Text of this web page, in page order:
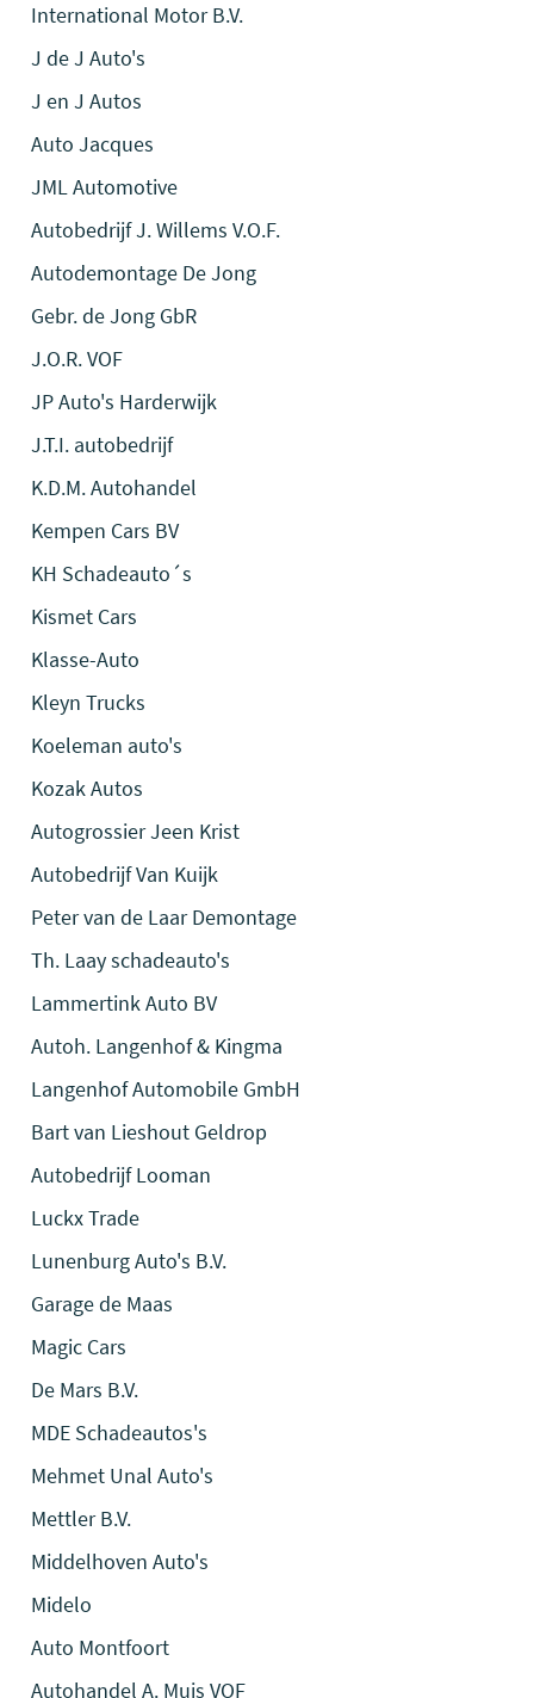
International Motor B.V.
J de J Auto's
J en J Autos
Auto Jacques
JML Automotive
Autobedrijf J. Willems V.O.F.
Autodemontage De Jong
Gebr. de Jong GbR
J.O.R. VOF
JP Auto's Harderwijk
J.T.I. autobedrijf
K.D.M. Autohandel
Kempen Cars BV
KH Schadeauto´s
Kismet Cars
Klasse-Auto
Kleyn Trucks
Koeleman auto's
Kozak Autos
Autogrossier Jeen Krist
Autobedrijf Van Kuijk
Peter van de Laar Demontage
Th. Laay schadeauto's
Lammertink Auto BV
Autoh. Langenhof & Kingma
Langenhof Automobile GmbH
Bart van Lieshout Geldrop
Autobedrijf Looman
Luckx Trade
Lunenburg Auto's B.V.
Garage de Maas
Magic Cars
De Mars B.V.
MDE Schadeautos's
Mehmet Unal Auto's
Mettler B.V.
Middelhoven Auto's
Midelo
Auto Montfoort
Autohandel A. Muis VOF